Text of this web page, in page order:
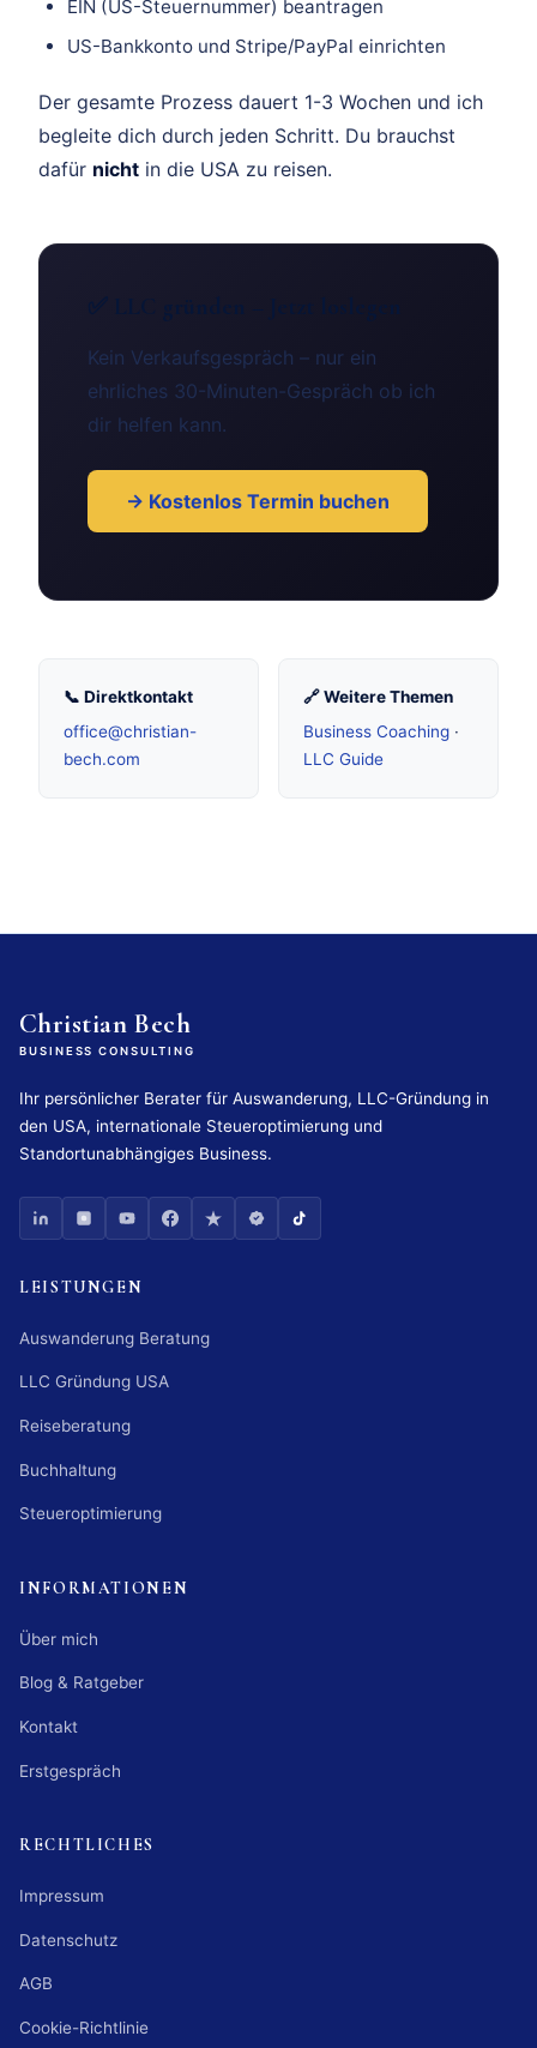
EIN (US-Steuernummer) beantragen
US-Bankkonto und Stripe/PayPal einrichten
Der gesamte Prozess dauert 1-3 Wochen und ich
begleite dich durch jeden Schritt. Du brauchst
dafür nicht in die USA zu reisen.
Kein Verkaufsgespräch – nur ein
ehrliches 30-Minuten-Gespräch ob ich
dir helfen kann.
→ Kostenlos Termin buchen
📞 Direktkontakt
office@christian-
bech.com
🔗 Weitere Themen
Business Coaching ·
LLC Guide
Christian Bech
BUSINESS CONSULTING
Ihr persönlicher Berater für Auswanderung, LLC-Gründung in
den USA, internationale Steueroptimierung und
Standortunabhängiges Business.
LEISTUNGEN
Auswanderung Beratung
LLC Gründung USA
Reiseberatung
Buchhaltung
Steueroptimierung
INFORMATIONEN
Über mich
Blog & Ratgeber
Kontakt
Erstgespräch
RECHTLICHES
Impressum
Datenschutz
AGB
Cookie-Richtlinie